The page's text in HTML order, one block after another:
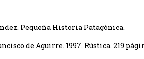
Pequeña Historia Patagónica.
de Aguirre. 1997. Rústica. 219